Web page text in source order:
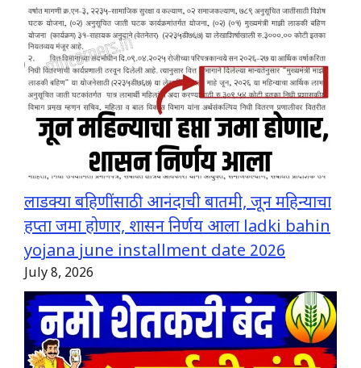
लाडक्या बहिणींसाठी आनंदाची बातमी, जून महिन्याचा
हप्ता जमा होणार, शासन निर्णय आला ladki bahin
yojana june installment date 2026
July 8, 2026